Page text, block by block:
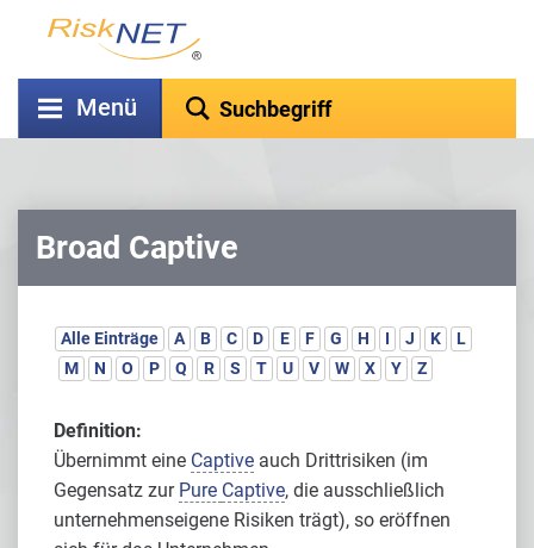
Menü
Broad Captive
Alle Einträge A B C D E F G H I J K
L
M
N O P Q R S T U V W X Y Z
Definition:
Übernimmt eine Captive auch Drittrisiken (im
Gegensatz zur Pure Captive, die ausschließlich
unternehmenseigene Risiken trägt), so eröffnen